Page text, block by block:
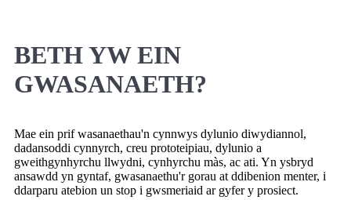
BETH YW EIN
GWASANAETH?
Mae ein prif wasanaethau'n cynnwys dylunio diwydiannol,
dadansoddi cynnyrch, creu prototeipiau, dylunio a
gweithgynhyrchu llwydni, cynhyrchu màs, ac ati. Yn ysbryd
ansawdd yn gyntaf, gwasanaethu'r gorau at ddibenion menter, i
ddarparu atebion un stop i gwsmeriaid ar gyfer y prosiect.